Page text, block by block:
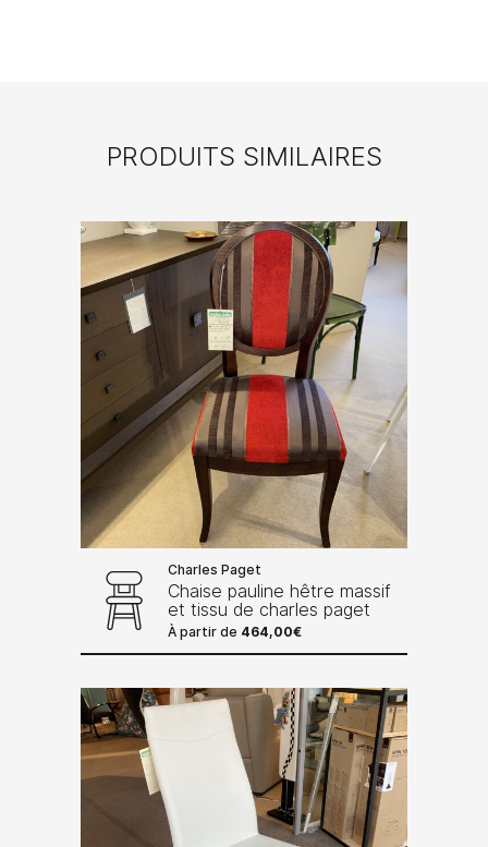
PRODUITS SIMILAIRES
Charles Paget
Chaise pauline hêtre massif
et tissu de charles paget
À partir de 464,00€